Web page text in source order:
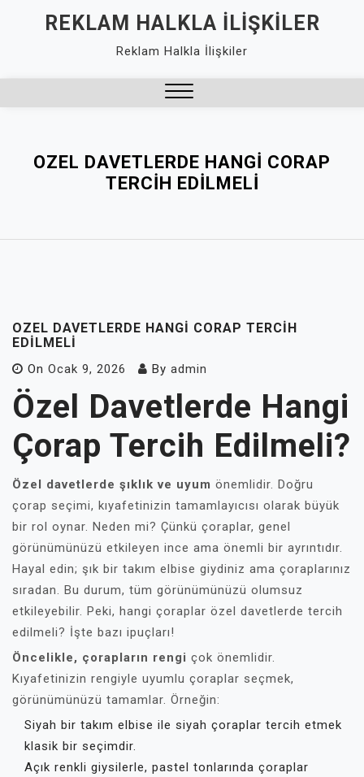
REKLAM HALKLA İLIŞKILER
Reklam Halkla İlişkiler
OZEL DAVETLERDE HANGI CORAP
TERCIH EDILMELI
OZEL DAVETLERDE HANGI CORAP TERCIH
EDILMELI
On Ocak 9, 2026 By admin
Özel Davetlerde Hangi
Çorap Tercih Edilmeli?
Özel davetlerde şıklık ve uyum önemlidir. Doğru
çorap seçimi, kıyafetinizin tamamlayıcısı olarak büyük
bir rol oynar. Neden mi? Çünkü çoraplar, genel
görünümünüzü etkileyen ince ama önemli bir ayrıntıdır.
Hayal edin; şık bir takım elbise giydiniz ama çoraplarınız
sıradan. Bu durum, tüm görünümünüzü olumsuz
etkileyebilir. Peki, hangi çoraplar özel davetlerde tercih
edilmeli? İşte bazı ipuçları!
Öncelikle, çorapların rengi çok önemlidir.
Kıyafetinizin rengiyle uyumlu çoraplar seçmek,
görünümünüzü tamamlar. Örneğin:
Siyah bir takım elbise ile siyah çoraplar tercih etmek
klasik bir seçimdir.
Açık renkli giysilerle, pastel tonlarında çoraplar